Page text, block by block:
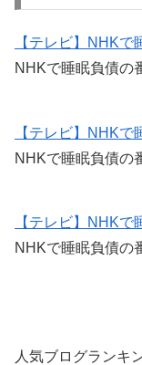
b
o
k
【テレビ】NHKで
NHKで睡眠負債の
【テレビ】NHKで
NHKで睡眠負債の
【テレビ】NHKで
NHKで睡眠負債の
人気ブログランキ